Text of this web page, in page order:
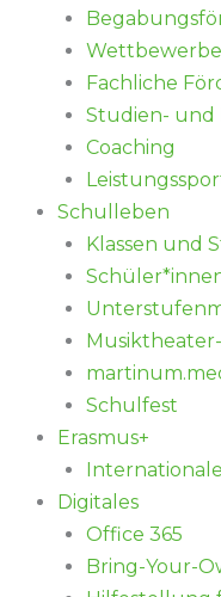
Fachliche
Studien- und
Coaching
Schulleben
Klassen und
Schulfest
Erasmus+
Digitales
Office 365
Bring-Your-